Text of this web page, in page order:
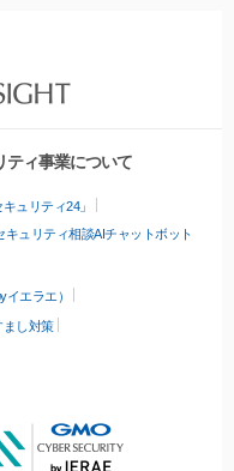
ティ事業について
ュリティ24」
キュリティ相談AIチャットボット
エラエ）
まし対策